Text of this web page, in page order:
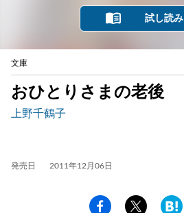
試し読み
文庫
おひとりさまの老後
上野千鶴子
発売日 2011年12月06日